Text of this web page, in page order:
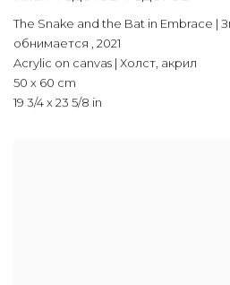
The Snake and the Bat in Embrace |
обнимается , 2021
Acrylic on canvas | Холст, акрил
50 x 60 cm
19 3/4 x 23 5/8 in